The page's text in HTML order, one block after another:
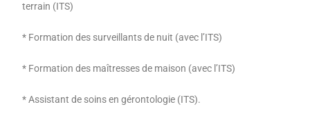
terrain (ITS)
* Formation des surveillants de nuit (avec l’ITS)
* Formation des maîtresses de maison (avec l’ITS)
* Assistant de soins en gérontologie (ITS).